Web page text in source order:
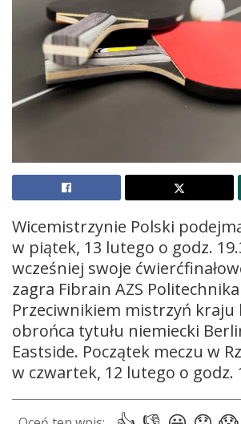
Wicemistrzynie Polski
w piątek, 13 lutego o godz.
wcześniej swoje
zagra Fibrain AZS
Przeciwnikiem mistrzyń kraju
obrońca tytułu niemiecki
Eastside. Początek meczu w
w czwartek, 12 lutego o godz.